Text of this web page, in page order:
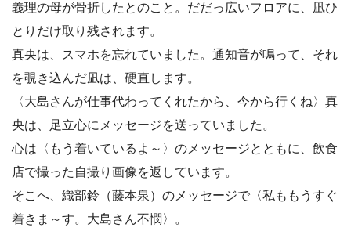
義理の母が骨折したとのこと。だだっ広いフロアに、凪ひ
とりだけ取り残されます。
真央は、スマホを忘れていました。通知音が鳴って、それ
を覗き込んだ凪は、硬直します。
〈大島さんが仕事代わってくれたから、今から行くね〉真
央は、足立心にメッセージを送っていました。
心は〈もう着いているよ～〉のメッセージとともに、飲食
店で撮った自撮り画像を返しています。
そこへ、織部鈴（藤本泉）のメッセージで〈私ももうすぐ
着きま～す。大島さん不憫〉。